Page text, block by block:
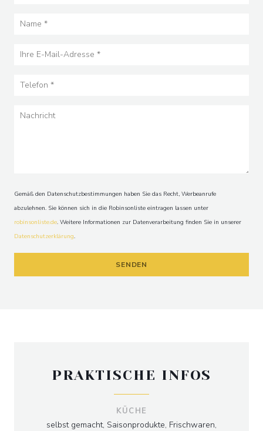
Gemäß den Datenschutzbestimmungen haben Sie das Recht, Werbeanrufe
abzulehnen. Sie können sich in die Robinsonliste eintragen lassen unter
robinsonliste.de. Weitere Informationen zur Datenverarbeitung finden Sie in unserer
Datenschutzerklärung.
PRAKTISCHE INFOS
KÜCHE
selbst gemacht, Saisonprodukte, Frischwaren,